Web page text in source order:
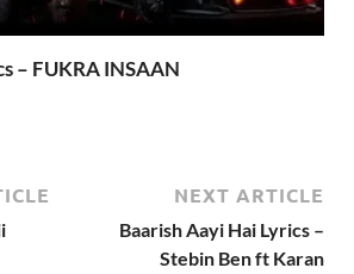
– FUKRA INSAAN
NEXT ARTICLE
Baarish Aayi Hai Lyrics –
Stebin Ben ft Karan